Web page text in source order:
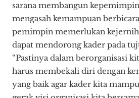
sarana membangun
mengasah kemampuan
pemimpin memerlukan
dapat mendorong kader pada
“Pastinya dalam berorganisasi
harus membekali diri dengan
yang baik agar kader kita